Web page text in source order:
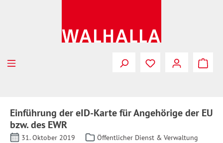
Einführung der eID-Karte für Angehörige der EU
bzw. des EWR
31. Oktober 2019 Öffentlicher Dienst & Verwaltung